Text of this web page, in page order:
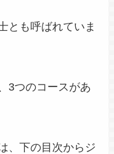
とも呼ばれていま
3つのコースがあ
、下の目次からジ